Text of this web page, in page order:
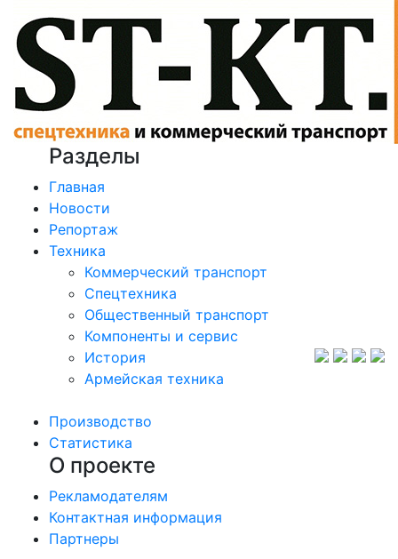
Разделы
Главная
Новости
Репортаж
Техника
Коммерческий транспорт
Спецтехника
Общественный транспорт
Компоненты и сервис
История
Армейская техника
Производство
Статистика
О проекте
Рекламодателям
Контактная информация
Партнеры